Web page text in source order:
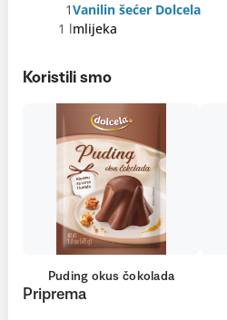
1Vanilin šećer Dolcela
1 lmlijeka
Koristili smo
Puding okus čokolada
Priprema